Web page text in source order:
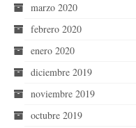
marzo 2020
febrero 2020
enero 2020
diciembre 2019
noviembre 2019
octubre 2019